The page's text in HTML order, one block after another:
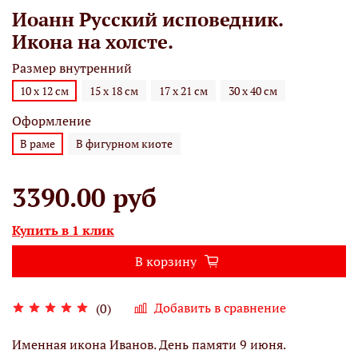
Иоанн Русский исповедник.
Икона на холсте.
(0) Добавить в сравнение
Размер внутренний
10 х 12 см 15 х 18 см 17 х 21 см 30 х 40 см
Оформление
В раме В фигурном киоте
3390.00 руб
Купить в 1 клик
В корзину
Именная икона Иванов. День памяти 9 июня.